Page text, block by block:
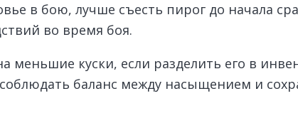
в бою, лучше съесть пирог до начала
во время боя.
куски, если разделить его в
баланс между насыщением и